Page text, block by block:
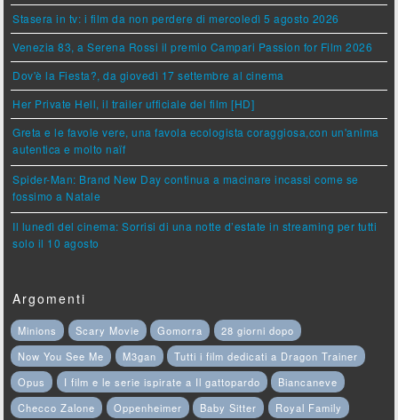
Stasera in tv: i film da non perdere di mercoledì 5 agosto 2026
Venezia 83, a Serena Rossi il premio Campari Passion for Film 2026
Dov'è la Fiesta?, da giovedì 17 settembre al cinema
Her Private Hell, il trailer ufficiale del film [HD]
Greta e le favole vere, una favola ecologista coraggiosa,con un'anima
autentica e molto naïf
Spider-Man: Brand New Day continua a macinare incassi come se
fossimo a Natale
Il lunedì del cinema: Sorrisi di una notte d’estate in streaming per tutti
solo il 10 agosto
Argomenti
Minions Scary Movie Gomorra
28 giorni dopo
Now You See Me
M3gan
Tutti i film dedicati a Dragon Trainer
Opus
I film e le serie ispirate a Il gattopardo
Biancaneve
Checco Zalone
Oppenheimer Baby Sitter
Royal Family